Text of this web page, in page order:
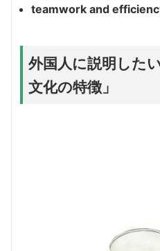
teamwork and
外国人に説明した
文化の特徴」